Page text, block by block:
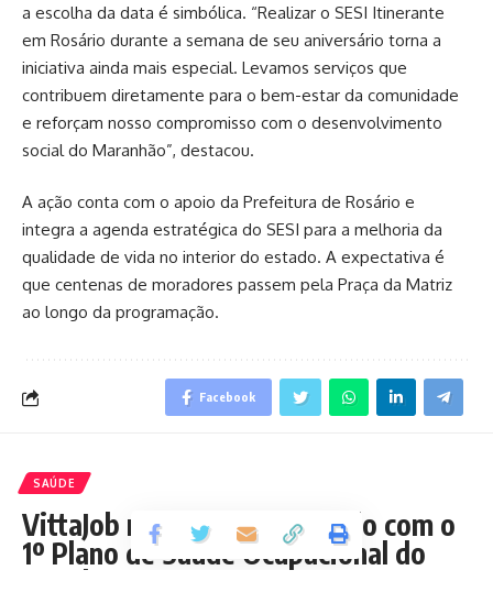
a escolha da data é simbólica. “Realizar o SESI Itinerante
em Rosário durante a semana de seu aniversário torna a
iniciativa ainda mais especial. Levamos serviços que
contribuem diretamente para o bem-estar da comunidade
e reforçam nosso compromisso com o desenvolvimento
social do Maranhão”, destacou.
A ação conta com o apoio da Prefeitura de Rosário e
integra a agenda estratégica do SESI para a melhoria da
qualidade de vida no interior do estado. A expectativa é
que centenas de moradores passem pela Praça da Matriz
ao longo da programação.
Facebook
SAÚDE
VittaJob revoluciona mercado com o
1º Plano de Saúde Ocupacional do
estado